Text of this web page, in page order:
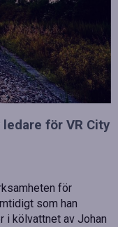
för VR City
för
som han
i kölvattnet av Johan